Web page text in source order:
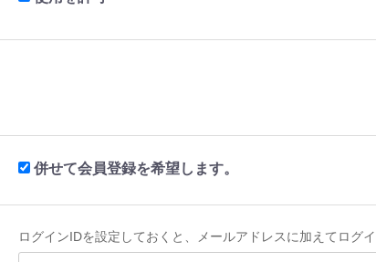
併せて会員登録を希望します。
ログインIDを設定しておくと、メールアドレスに加えてログ